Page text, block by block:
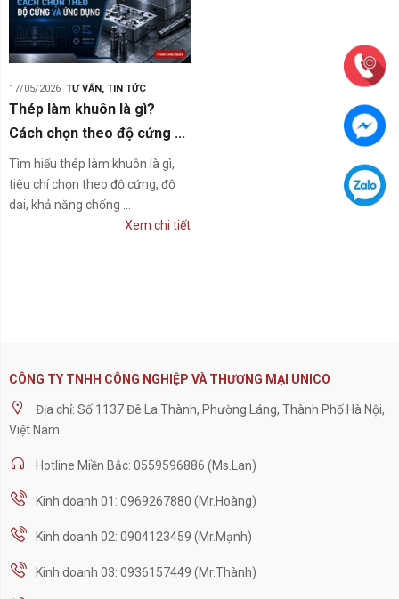
17/05/2026 TƯ VẤN, TIN TỨC
Thép làm khuôn là gì?
Cách chọn theo độ cứng ...
Tìm hiểu thép làm khuôn là gì,
tiêu chí chọn theo độ cứng, độ
dai, khả năng chống ...
Xem chi tiết
CÔNG TY TNHH CÔNG NGHIỆP VÀ THƯƠNG MẠI UNICO
Địa chỉ: Số 1137 Đê La Thành, Phường Láng, Thành Phố Hà Nội,
Việt Nam
Hotline Miền Bắc: 0559596886 (Ms.Lan)
Kinh doanh 01: 0969267880 (Mr.Hoàng)
Kinh doanh 02: 0904123459 (Mr.Mạnh)
Kinh doanh 03: 0936157449 (Mr.Thành)